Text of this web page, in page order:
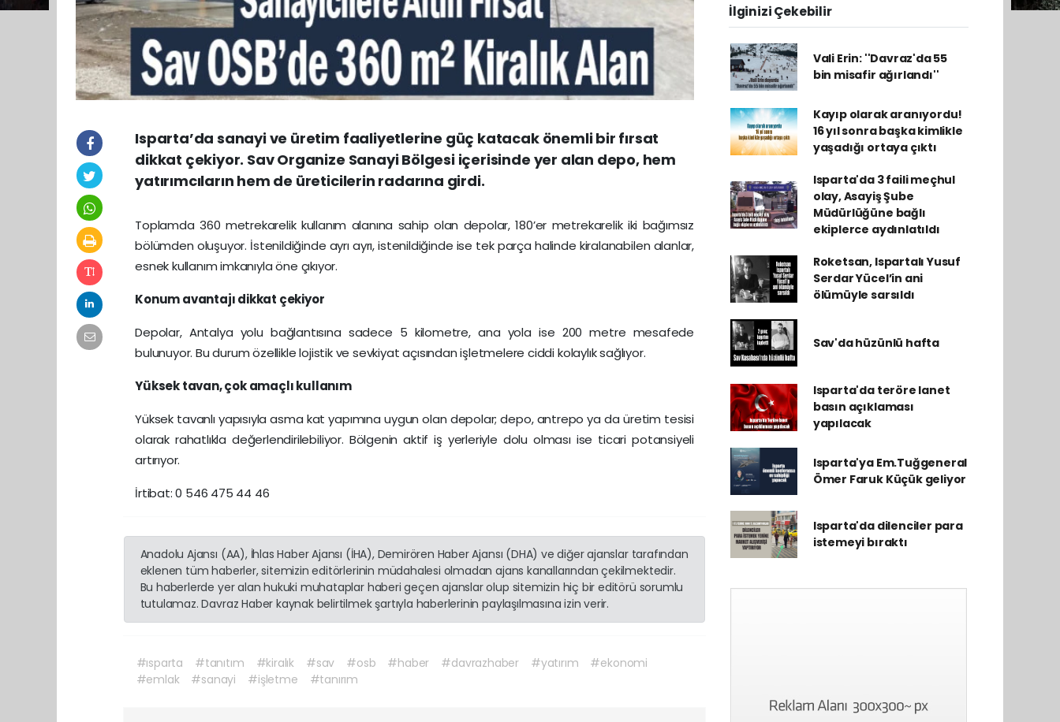
Isparta’da sanayi ve üretim faaliyetlerine güç katacak önemli bir fırsat
dikkat çekiyor. Sav Organize Sanayi Bölgesi içerisinde yer alan depo, hem
yatırımcıların hem de üreticilerin radarına girdi.
Toplamda 360 metrekarelik kullanım alanına sahip olan depolar, 180’er metrekarelik iki bağımsız
bölümden oluşuyor. İstenildiğinde ayrı ayrı, istenildiğinde ise tek parça halinde kiralanabilen alanlar,
esnek kullanım imkanıyla öne çıkıyor.
Konum avantajı dikkat çekiyor
Depolar, Antalya yolu bağlantısına sadece 5 kilometre, ana yola ise 200 metre mesafede
bulunuyor. Bu durum özellikle lojistik ve sevkiyat açısından işletmelere ciddi kolaylık sağlıyor.
Yüksek tavan, çok amaçlı kullanım
Yüksek tavanlı yapısıyla asma kat yapımına uygun olan depolar; depo, antrepo ya da üretim tesisi
olarak rahatlıkla değerlendirilebiliyor. Bölgenin aktif iş yerleriyle dolu olması ise ticari potansiyeli
artırıyor.
İrtibat: 0 546 475 44 46
Anadolu Ajansı (AA), İhlas Haber Ajansı (İHA), Demirören Haber Ajansı (DHA) ve diğer ajanslar tarafından
eklenen tüm haberler, sitemizin editörlerinin müdahalesi olmadan ajans kanallarından çekilmektedir.
Bu haberlerde yer alan hukuki muhataplar haberi geçen ajanslar olup sitemizin hiç bir editörü sorumlu
tutulamaz. Davraz Haber kaynak belirtilmek şartıyla haberlerinin paylaşılmasına izin verir.
#ısparta #tanıtım #kiralık #sav #osb #haber #davrazhaber #yatırım
#ekonomi
#emlak
#sanayi #işletme #tanırım
İlginizi Çekebilir
Vali Erin: ''Davraz'da 55
bin misafir ağırlandı''
Kayıp olarak aranıyordu!
16 yıl sonra başka kimlikle
yaşadığı ortaya çıktı
Isparta'da 3 faili meçhul
olay, Asayiş Şube
Müdürlüğüne bağlı
ekiplerce aydınlatıldı
Roketsan, Ispartalı Yusuf
Serdar Yücel’in ani
ölümüyle sarsıldı
Sav'da hüzünlü hafta
Isparta'da teröre lanet
basın açıklaması
yapılacak
Isparta'ya Em.Tuğgeneral
Ömer Faruk Küçük geliyor
Isparta'da dilenciler para
istemeyi bıraktı